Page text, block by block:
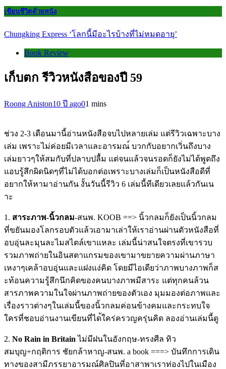
เขียนชีวิตด้วยหนัง
Chungking Express ‘โลกนี้มีอะไรบ้างที่ไม่หมดอายุ’
Book Review
เก็บตก รีวิวหนังสือของปี 59
Roong Aniston10 ปี ago01 mins
ช่วง 2-3 เดือนมานี้อ่านหนังสือจบไปหลายเล่ม แต่รีวิวเฉพาะบาง
เล่ม เพราะไม่ค่อยมีเวลาและอารมณ ์ บวกกับอยากเวิ่นถึงบาง
เล่มยาวๆให้สมกับที่ปลาบปลื้ม แต่จนแล้วจนรอดก็ยังไม่ได้พูดถึง
แอบรู้สึกผิดนิดๆที่ไม่ได้บอกต่อเพราะบางเล่มก็เป็นหนังสือดีที่
อยากให้หามาอ่านกัน งั้นวันนี้รีวิว 6 เล่มนี้ทีเดียวเลยแล้วกันเน
าะ
1. สาระภาพ-นิ้วกลม-สนพ. KOOB ==> นิ้วกลมก็ยังเป็นนิ้วกลม
ที่ขยันมองโลกรอบตัวแล้วเอามาเล่าให้เราอ่านผ่านตัวหนังสือที่
อบอุ่นละมุนละไมสไตล์เขาแหละ เล่มนี้น่าสนใจตรงที่เขารวบ
รวมภาพถ่ายในอินสตาแกรมของเขามาขยายความผ่านภาษา
เหงาๆเคล้าอบอุ่นและแฝงแง่คิด โดยมีไอเดียว่าภาพบางภาพก็ส
ะท้อนความรู้สึกนึกคิดของคนบางภาพมีสาระ แต่ทุกคนล้วน
สารภาพความในใจผ่านภาพถ่ายของตัวเอง มุมมองต่อภาพและ
เรื่องราวต่างๆในเล่มนี้ของนิ้วกลมค่อนข้างคมและกระทบใจ
ใครที่ชอบอ่านงานเขียนที่ได้ใคร่ครวญครุ่นคิด ลองอ่านเล่มนี้ดู
2. No Rain in Britain ไม่มีฝนในอังกฤษ-ทรงศีล ทิว
สมบุญ+กฤติการ ชัยกล้าหาญ-สนพ. a book ===> บันทึกการเดิน
ทางของสามีภรรยาอารมณ์ศิลปินที่อาสาพาเราท่องไปในเมือง